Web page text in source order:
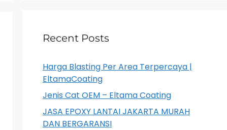
Recent Posts
Harga Blasting Per Area Terpercaya |
EltamaCoating
Jenis Cat OEM – Eltama Coating
JASA EPOXY LANTAI JAKARTA MURAH
DAN BERGARANSI